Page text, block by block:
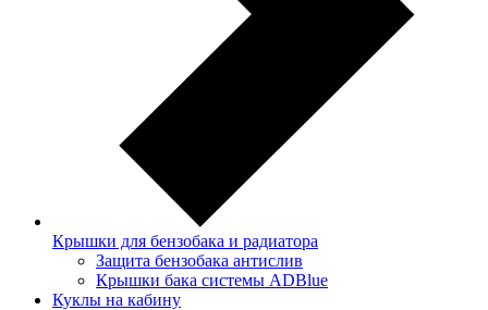
Крышки для бензобака и радиатора
Защита бензобака антислив
Крышки бака системы ADBlue
Куклы на кабину